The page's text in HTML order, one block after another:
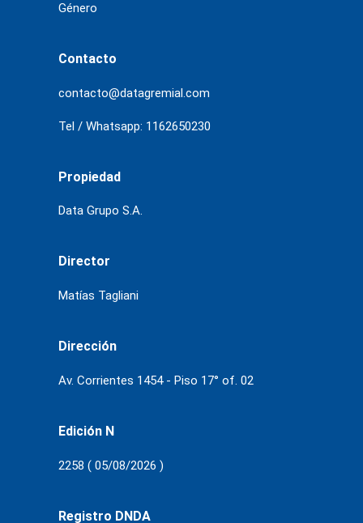
Género
Contacto
contacto@datagremial.com
Tel / Whatsapp: 1162650230
Propiedad
Data Grupo S.A.
Director
Matías Tagliani
Dirección
Av. Corrientes 1454 - Piso 17° of. 02
Edición N
2258 ( 05/08/2026 )
Registro DNDA